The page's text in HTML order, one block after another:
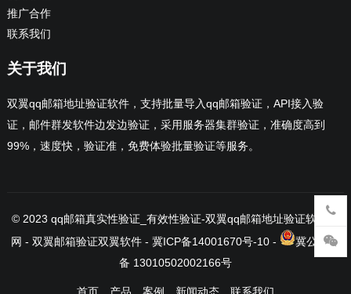
推广合作
联系我们
关于我们
双翼qq邮箱地址验证软件，支持批量导入qq邮箱验证，API接入验
证，邮件群发软件边发边验证，采用服务器集群验证，准确度高到
99%，速度快，验证准，免费体验批量验证等服务。
© 2023qq邮箱真实性验证_有效性验证-双翼qq邮箱地址验证软件官
网 - 双翼邮箱验证双翼软件 -冀ICP备14001670号-10 -
冀公网安
备 13010502002166号